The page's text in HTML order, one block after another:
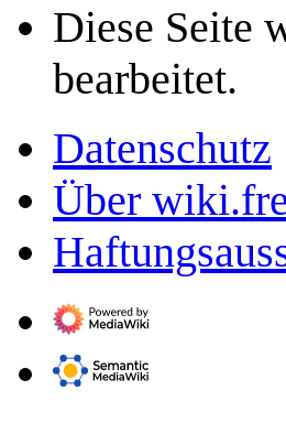
Diese Seite
bearbeitet.
Datenschutz
Über